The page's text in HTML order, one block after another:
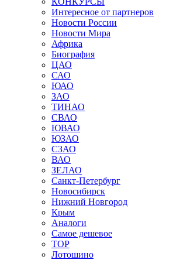
Интересное от партнеров
Новости России
Новости Мира
Африка
Биография
ЦАО
САО
ЮАО
ЗАО
ТИНАО
СВАО
ЮВАО
ЮЗАО
СЗАО
ВАО
ЗЕЛАО
Санкт-Петербург
Новосибирск
Нижний Новгород
Крым
Аналоги
Самое дешевое
TOP
Лотошино